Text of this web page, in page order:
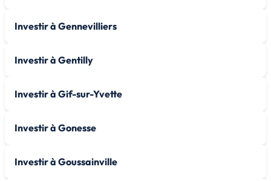
Investir à Gennevilliers
Investir à Gentilly
Investir à Gif-sur-Yvette
Investir à Gonesse
Investir à Goussainville